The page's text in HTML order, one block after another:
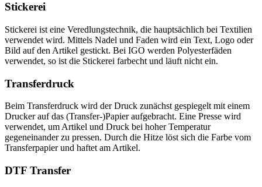
Stickerei
Stickerei ist eine Veredlungstechnik, die hauptsächlich bei Textilien
verwendet wird. Mittels Nadel und Faden wird ein Text, Logo oder
Bild auf den Artikel gestickt. Bei IGO werden Polyesterfäden
verwendet, so ist die Stickerei farbecht und läuft nicht ein.
Transferdruck
Beim Transferdruck wird der Druck zunächst gespiegelt mit einem
Drucker auf das (Transfer-)Papier aufgebracht. Eine Presse wird
verwendet, um Artikel und Druck bei hoher Temperatur
gegeneinander zu pressen. Durch die Hitze löst sich die Farbe vom
Transferpapier und haftet am Artikel.
DTF Transfer